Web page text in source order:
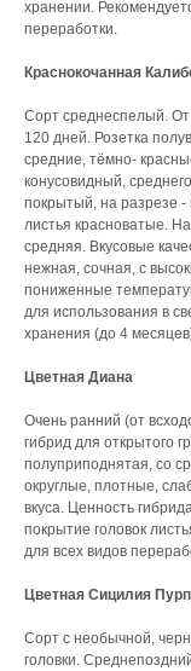
хранении.
переработки.
Краснокочанная
Сорт среднеспелый.
120 дней. Розетка
средние, тёмно-
конусовидный,
покрытый, на разрезе -
листья красноватые.
средняя. Вкусовые
нежная, сочная, с
пониженные
для использования в
хранения (до 4
Цветная Диана
Очень ранний (от
гибрид для открытого
полуприподнятая, со
округлые, плотные,
вкуса. Ценность
покрытие головок
для всех видов
Цветная Сицилия
Сорт с необычной,
головки.